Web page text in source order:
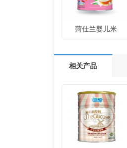
菏仕兰婴儿米
相关产品